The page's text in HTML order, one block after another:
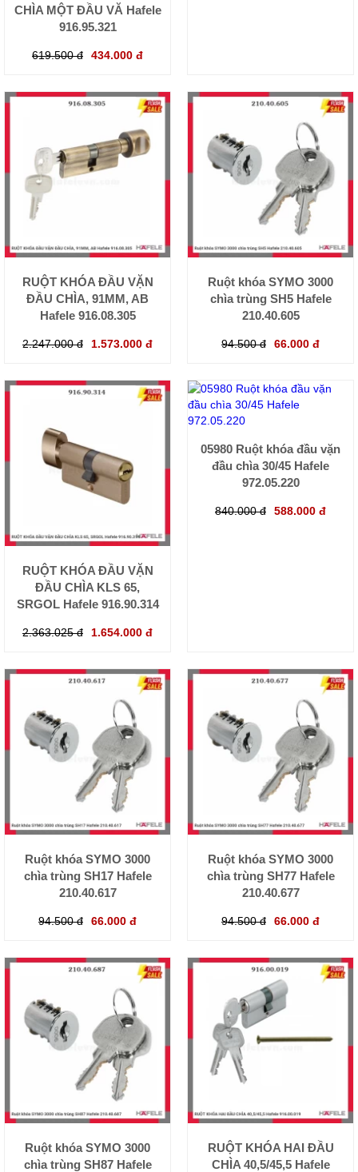
CHÌA MỘT ĐẦU VĂ Hafele
916.95.321
619.500 đ 434.000 đ
RUỘT KHÓA ĐẦU VẶN
ĐẦU CHÌA, 91MM, AB
Hafele 916.08.305
2.247.000 đ 1.573.000 đ
Ruột khóa SYMO 3000
chìa trùng SH5 Hafele
210.40.605
94.500 đ 66.000 đ
RUỘT KHÓA ĐẦU VẶN
ĐẦU CHÌA KLS 65,
SRGOL Hafele 916.90.314
2.363.025 đ 1.654.000 đ
05980 Ruột khóa đầu vặn
đầu chìa 30/45 Hafele
972.05.220
840.000 đ 588.000 đ
Ruột khóa SYMO 3000
chìa trùng SH17 Hafele
210.40.617
94.500 đ 66.000 đ
Ruột khóa SYMO 3000
chìa trùng SH77 Hafele
210.40.677
94.500 đ 66.000 đ
Ruột khóa SYMO 3000
chìa trùng SH87 Hafele
RUỘT KHÓA HAI ĐẦU
CHÌA 40,5/45,5 Hafele